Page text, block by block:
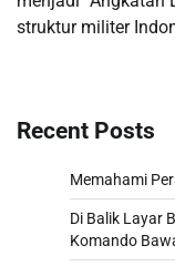
struktur militer
Recent Posts
Memahami
Di Balik Layar
Komando